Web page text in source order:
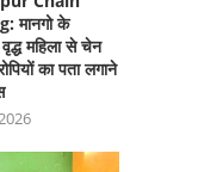
मानगो के
वृद्ध महिला से चेन
का पता लगाने